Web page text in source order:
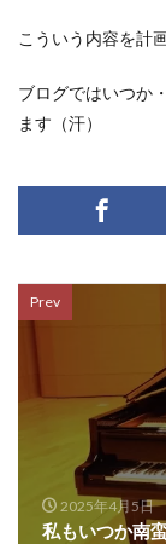
こういう内容を計
ブログではいつか
ます（汗）
Prev
2025年4月5日
私もいつか南